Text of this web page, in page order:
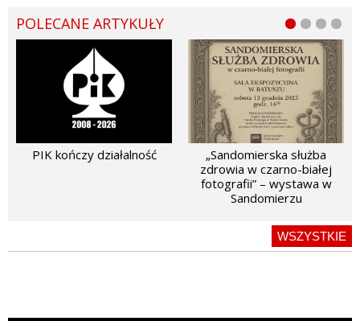
POLECANE ARTYKUŁY
PIK kończy działalność
„Sandomierska służba
zdrowia w czarno-białej
fotografii” – wystawa w
Sandomierzu
WSZYSTKIE